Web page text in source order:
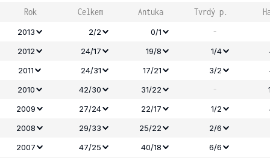
Rok Celkem Antuka Tvrdý p.
2013 2/2 0/1 -
2012 24/17 19/8 1/4
2011
24/31 17/21 3/2
2010
42/30 31/22 -
2009
27/24 22/17 1/2
2008
29/33 25/22
2/6
2007
47/25 40/18
6/6